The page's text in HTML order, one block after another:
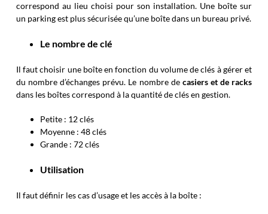
correspond au lieu choisi pour son installation. Une boîte sur
un parking est plus sécurisée qu’une boîte dans un bureau privé.
Le nombre de clé
Il faut choisir une boîte en fonction du volume de clés à gérer et
du nombre d’échanges prévu. Le nombre de casiers et de racks
dans les boîtes correspond à la quantité de clés en gestion.
Petite : 12 clés
Moyenne : 48 clés
Grande : 72 clés
Utilisation
Il faut définir les cas d’usage et les accès à la boîte :